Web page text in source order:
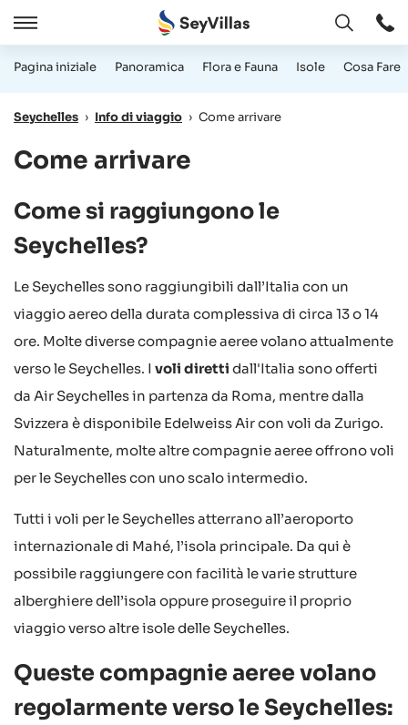
Chiudere
Aperto
Pagina iniziale Panoramica Flora e Fauna Isole Cosa Fare
Seychelles › Info di viaggio › Come arrivare
Come arrivare
Come si raggiungono le
Seychelles?
Le Seychelles sono raggiungibili dall’Italia con un
viaggio aereo della durata complessiva di circa 13 o 14
ore. Molte diverse compagnie aeree volano attualmente
verso le Seychelles. I voli diretti dall'Italia sono offerti
da Air Seychelles in partenza da Roma, mentre dalla
Svizzera è disponibile Edelweiss Air con voli da Zurigo.
Naturalmente, molte altre compagnie aeree offrono voli
per le Seychelles con uno scalo intermedio.
Tutti i voli per le Seychelles atterrano all’aeroporto
internazionale di Mahé, l’isola principale. Da qui è
possibile raggiungere con facilità le varie strutture
alberghiere dell’isola oppure proseguire il proprio
viaggio verso altre isole delle Seychelles.
Queste compagnie aeree volano
regolarmente verso le Seychelles: